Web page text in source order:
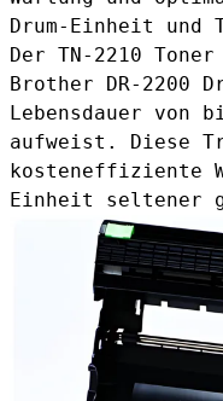
Drum-Einheit und
Der TN-2210
Brother DR-2200
Lebensdauer von
aufweist. Diese
kosteneffiziente
Einheit seltener